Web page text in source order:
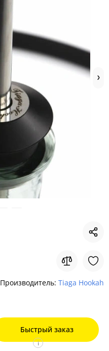
Производитель: Tiaga Hookah
Быстрый заказ
i